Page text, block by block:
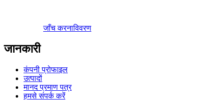
जाँच करनाविवरण
जानकारी
कंपनी प्रोफाइल
उत्पादों
मानद प्रमाण पत्र
हमसे संपर्क करें